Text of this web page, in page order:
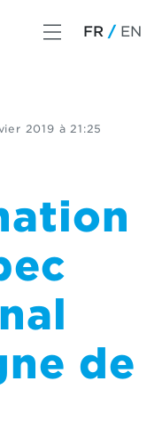
FR EN
2019 à 21:25
de